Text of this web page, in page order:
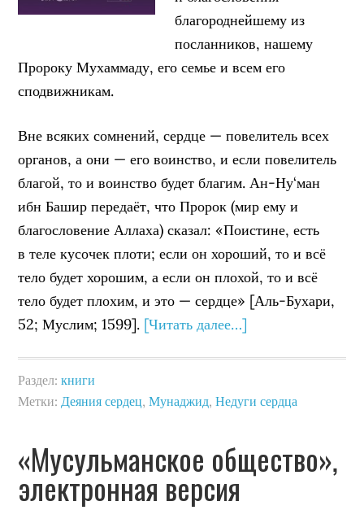
благороднейшему из
посланников, нашему
Пророку Мухаммаду, его семье и всем его
сподвижникам.
Вне всяких сомнений, сердце — повелитель всех
органов, а они — его воинство, и если повелитель
благой, то и воинство будет благим. Ан-Ну‘ман
ибн Башир передаёт, что Пророк (мир ему и
благословение Аллаха) сказал: «Поистине, есть
в теле кусочек плоти; если он хороший, то и всё
тело будет хорошим, а если он плохой, то и всё
тело будет плохим, и это — сердце» [Аль-Бухари,
52; Муслим; 1599]. [Читать далее…]
Раздел:книги
Метки:Деяния сердец,Мунаджид,Недуги сердца
«Мусульманское общество»,
электронная версия